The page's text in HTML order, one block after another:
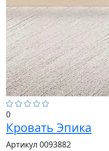
0
Кровать Эпика
Артикул 0093882